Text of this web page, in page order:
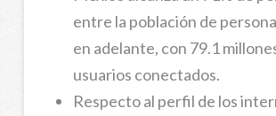
entre la población de
en adelante, con 79.1
usuarios conectados.
Respecto al perfil de los